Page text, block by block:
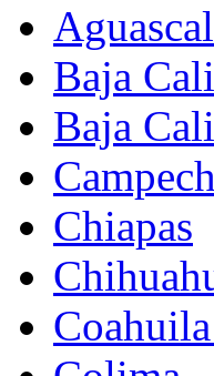
Baja
Baja
Chiapas